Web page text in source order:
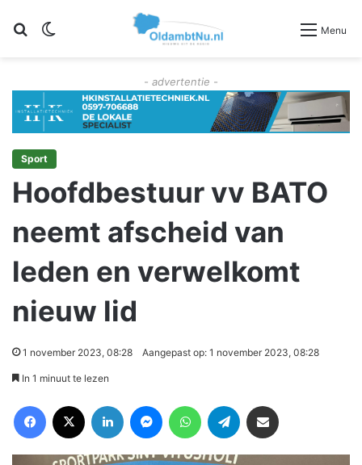
Zoeken Menu
- advertentie -
Sport
Hoofdbestuur vv BATO
neemt afscheid van
leden en verwelkomt
nieuw lid
1 november 2023, 08:28 Aangepast op: 1 november 2023, 08:28
In 1 minuut te lezen